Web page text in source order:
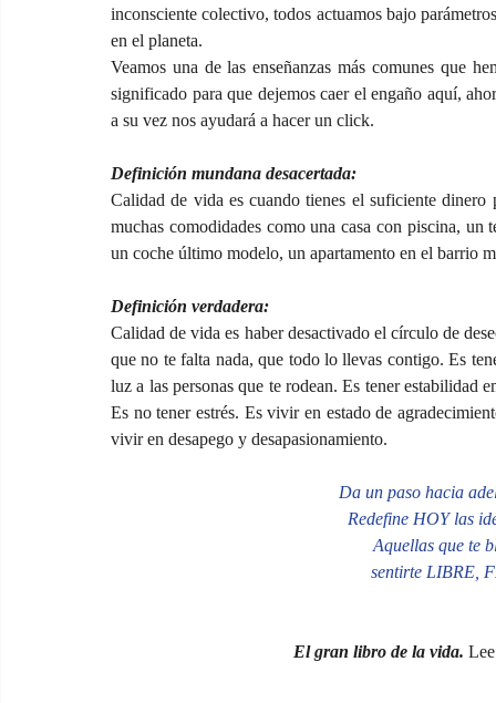
inconsciente colectivo, todos actuamos bajo
en el planeta.
Veamos una de las enseñanzas más comunes que
significado para que dejemos caer el engaño aquí,
a su vez nos ayudará a hacer un click.
Definición mundana desacertada:
Calidad de vida es cuando tienes el suficiente
muchas comodidades como una casa con piscina, un
un coche último modelo, un apartamento en el barrio
Definición verdadera:
Calidad de vida es haber desactivado el círculo de
que no te falta nada, que todo lo llevas contigo. Es
luz a las personas que te rodean. Es tener
Es no tener estrés. Es vivir en estado de
vivir en desapego y desapasionamiento.
Da un paso hacia
Redefine HOY las
Aquellas que te
sentirte LIBRE,
El gran libro de la vida.